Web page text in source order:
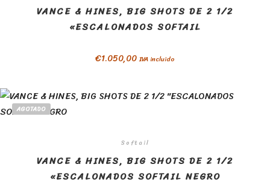
VANCE & HINES, BIG SHOTS DE 2 1/2
«ESCALONADOS SOFTAIL
€1.050,00 IVA incluido
AGOTADO
Softail
VANCE & HINES, BIG SHOTS DE 2 1/2
«ESCALONADOS SOFTAIL NEGRO